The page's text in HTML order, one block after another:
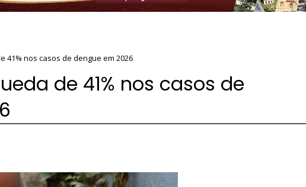
41% nos casos de dengue em 2026
de 41% nos casos de